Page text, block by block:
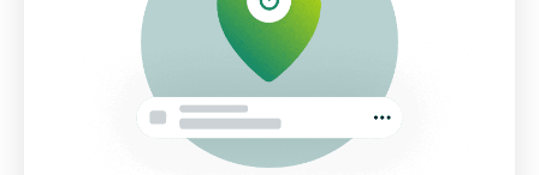
personvernet ditt
Koble til sikre VPN-servere i Canada
Populære VPN-serverlokasjoner for kanadiske